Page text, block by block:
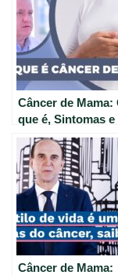
Câncer de Mama:
que é, Sintomas e
Tratamentos
Câncer de Mama: